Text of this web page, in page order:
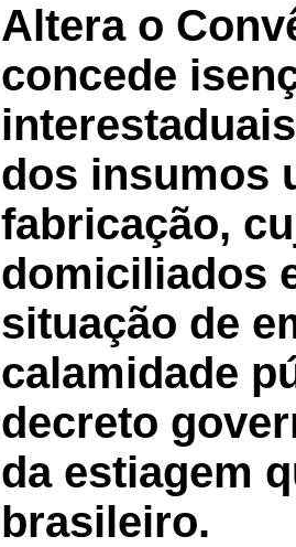
Altera o
concede
dos insumos
fabricação,
domiciliados
situação de
calamidade
decreto
da estiagem
brasileiro.